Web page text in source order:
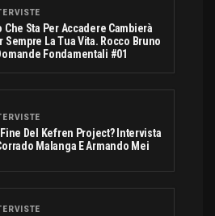
Che Sta Per Accadere Cambierà
Sempre La Tua Vita. Rocco Bruno
Fondamentali #01
Fine Del Kefren Project? Intervista
Malanga E Armando Mei